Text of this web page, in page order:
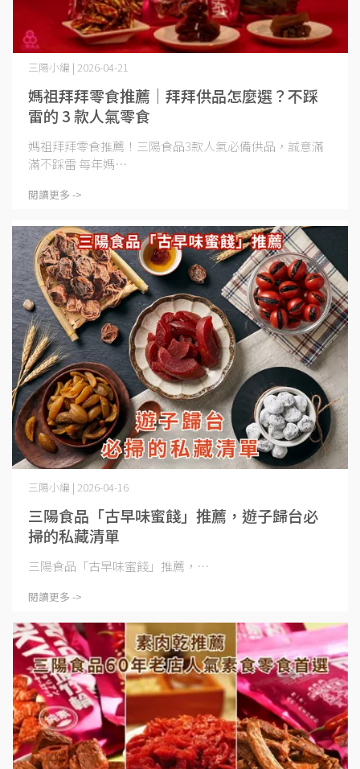
媽祖拜拜零食推薦｜拜拜供品怎麼選？不踩
雷的 3 款人氣零食
三陽小編 | 2026-04-21
媽祖拜拜零食推薦！三陽食品3款人氣必備供品，誠意滿
滿不踩雷 每年媽⋯
閱讀更多 ->
三陽食品「古早味蜜餞」推薦，遊子歸台必
掃的私藏清單
三陽小編 | 2026-04-16
三陽食品「古早味蜜餞」推薦，⋯
閱讀更多 ->